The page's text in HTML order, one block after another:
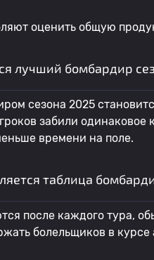
оценить общую
лучший бомбардир
сезона 2025
забили одинаковое
времени на поле.
таблица
после каждого тура,
болельщиков в курсе